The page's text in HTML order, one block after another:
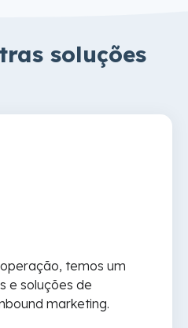
soluções
temos um
e soluções de
marketing.